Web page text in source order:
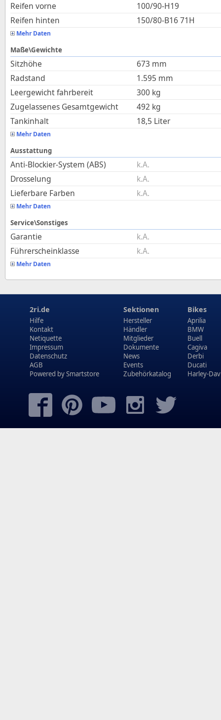
Reifen vorne
100/90-H19
Reifen hinten
150/80-B16 71H
Mehr Daten
Maße\Gewichte
Sitzhöhe 673 mm
Radstand
1.595 mm
Leergewicht fahrbereit
300 kg
Zugelassenes Gesamtgewicht
492 kg
Tankinhalt
18,5 Liter
Mehr Daten
Ausstattung
Anti-Blockier-System (ABS)
k.A.
Drosselung
k.A.
Lieferbare Farben
k.A.
Mehr Daten
Service\Sonstiges
Garantie
k.A.
Führerscheinklasse
k.A.
Mehr Daten
2ri.de
Hilfe
Kontakt
Netiquette
Impressum
Datenschutz
AGB
Powered bySmartstore
Sektionen
Hersteller
Händler
Mitglieder
Dokumente
News
Events
Zubehörkatalog
Bikes
Aprilia
BMW
Buell
Cagiva
Derbi
Ducati
Harley-